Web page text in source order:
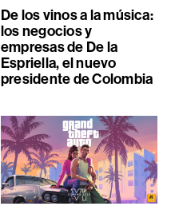
De los vinos a la música:
los negocios y
empresas de De la
Espriella, el nuevo
presidente de Colombia